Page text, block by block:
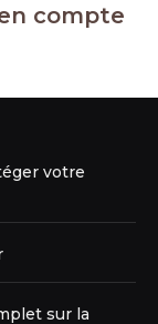
compte
votre
sur la